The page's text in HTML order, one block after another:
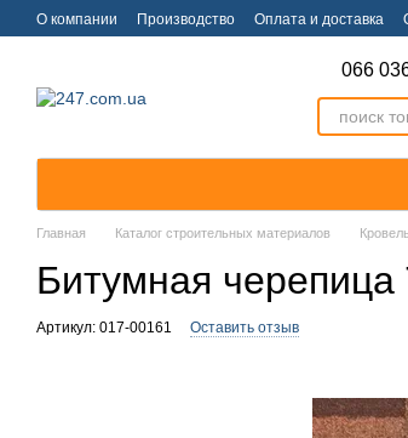
Перейти к основному контенту
О компании Производство Оплата и доставка
066
Главная Каталог строительных материалов
Битумная черепица
Артикул: 017-00161 Оставить отзыв